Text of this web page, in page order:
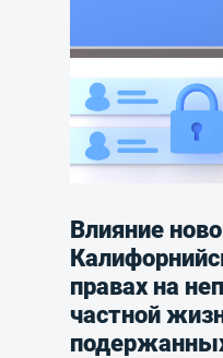
Влияние
правах на
частной